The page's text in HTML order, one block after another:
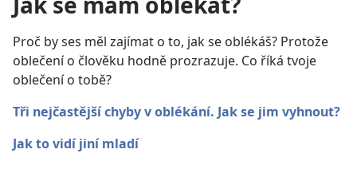
Proč by ses měl zajímat o to, jak se oblékáš? Protože
oblečení o člověku hodně prozrazuje. Co říká tvoje
oblečení o tobě?
Tři nejčastější chyby v oblékání. Jak se jim vyhnout?
Jak to vidí jiní mladí